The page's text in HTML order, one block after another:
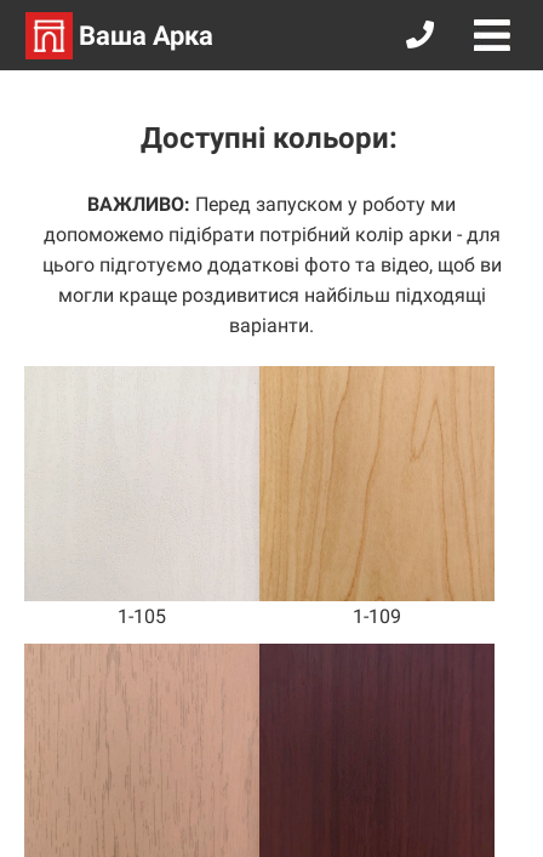
Ваша Арка
Доступні кольори:
ВАЖЛИВО: Перед запуском у роботу ми
допоможемо підібрати потрібний колір арки - для
цього підготуємо додаткові фото та відео, щоб ви
могли краще роздивитися найбільш підходящі
варіанти.
1-105 1-109